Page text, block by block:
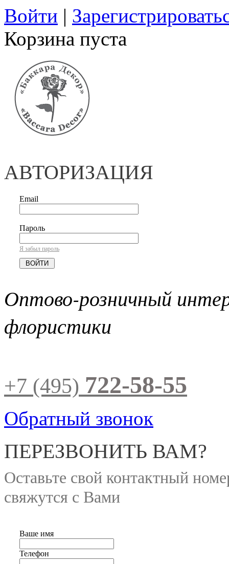
Войти |
Корзина пуста
АВТОРИЗАЦИЯ
Email
Пароль
Я забыл пароль
Оптово-розничный
флористики
+7 (495) 722-58-55
Обратный звонок
ПЕРЕЗВОНИТЬ ВАМ?
Оставьте свой контактный
свяжутся с Вами
Ваше имя
Телефон